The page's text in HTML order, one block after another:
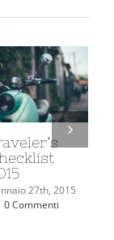
The Top 10
Ski Resorts In
North
America
Febbraio 2nd, 2015